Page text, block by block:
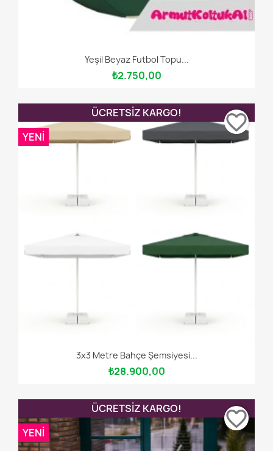
Yeşil Beyaz Futbol Topu...
₺2.750,00
3x3 Metre Bahçe Şemsiyesi...
₺28.900,00
ÜCRETSIZ KARGO!
YENI
favorite_border
ÜCRETSIZ KARGO!
YENI
favorite_border